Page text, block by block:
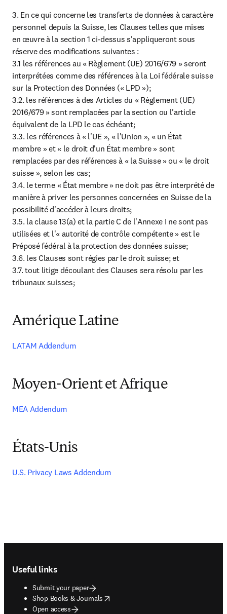
3. En ce qui concerne les transferts de données à caractère
personnel depuis la Suisse, les Clauses telles que mises
en œuvre à la section 1 ci-dessus s'appliqueront sous
réserve des modifications suivantes :
3.1 les références au « Règlement (UE) 2016/679 » seront
interprétées comme des références à la Loi fédérale suisse
sur la Protection des Données (« LPD »);
3.2. les références à des Articles du « Règlement (UE)
2016/679 » sont remplacées par la section ou l'article
équivalent de la LPD le cas échéant;
3.3. les références à « l'UE », « l'Union », « un État
membre » et « le droit d'un État membre » sont
remplacées par des références à « la Suisse » ou « le droit
suisse », selon les cas;
3.4. le terme « État membre » ne doit pas être interprété de
manière à priver les personnes concernées en Suisse de la
possibilité d'accéder à leurs droits;
3.5. la clause 13(a) et la partie C de l'Annexe I ne sont pas
utilisées et l'« autorité de contrôle compétente » est le
Préposé fédéral à la protection des données suisse;
3.6. les Clauses sont régies par le droit suisse; et
3.7. tout litige découlant des Clauses sera résolu par les
tribunaux suisses;
Amérique Latine
LATAM Addendum
Moyen-Orient et Afrique
MEA Addendum
États-Unis
U.S. Privacy Laws Addendum
Useful links
Submit your paper
Shop Books & Journals
opens in new tab/window
Open access